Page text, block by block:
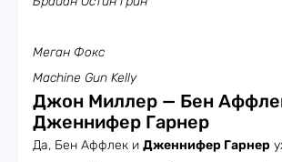
Меган Фокс
Machine Gun Kelly
Джон Миллер — Бен
Дженнифер Гарнер
Да, Бен Аффлек и Дженнифер Гарнер